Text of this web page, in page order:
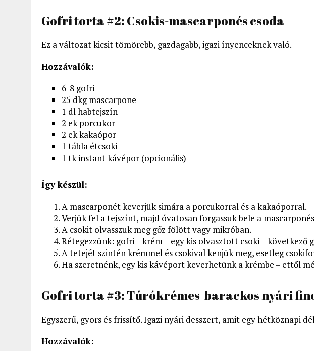
Gofri torta #2: Csokis-mascarponés csoda
Ez a változat kicsit tömörebb, gazdagabb, igazi ínyenceknek való.
Hozzávalók:
6-8 gofri
25 dkg mascarpone
1 dl habtejszín
2 ek porcukor
2 ek kakaópor
1 tábla étcsoki
1 tk instant kávépor (opcionális)
Így készül:
A mascarponét keverjük simára a porcukorral és a kakaóporral.
Verjük fel a tejszínt, majd óvatosan forgassuk bele a
A csokit olvasszuk meg gőz fölött vagy mikróban.
Rétegezzünk: gofri – krém – egy kis olvasztott csoki – következő
A tetejét szintén krémmel és csokival kenjük meg, esetleg
Ha szeretnénk, egy kis kávéport keverhetünk a krémbe – ettől
Gofri torta #3: Túrókrémes-barackos nyári
Egyszerű, gyors és frissítő. Igazi nyári desszert, amit egy hétköznapi
Hozzávalók: